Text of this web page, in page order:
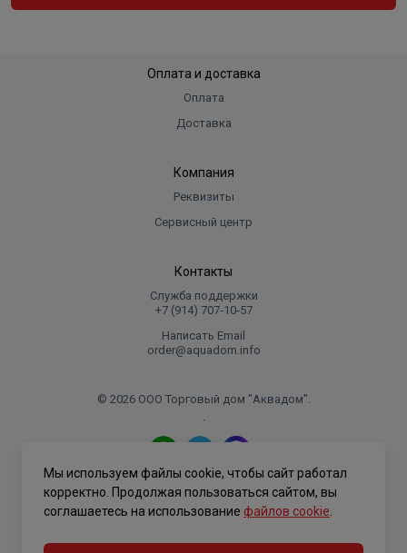
Оплата и доставка
Оплата
Доставка
Компания
Реквизиты
Сервисный центр
Контакты
Служба поддержки
+7 (914) 707‑10‑57
Написать Email
order@aquadom.info
© 2026 ООО Торговый дом "Аквадом".
.
Политика конфиденциальности
Мы используем файлы cookie, чтобы сайт работал
корректно. Продолжая пользоваться сайтом, вы
соглашаетесь на использование файлов cookie